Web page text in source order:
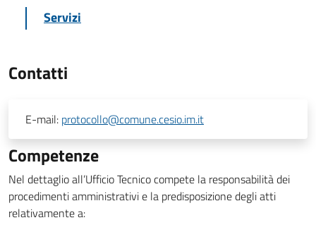
Servizi
Contatti
E-mail: protocollo@comune.cesio.im.it
Competenze
Nel dettaglio all’Ufficio Tecnico compete la responsabilità dei
procedimenti amministrativi e la predisposizione degli atti
relativamente a: